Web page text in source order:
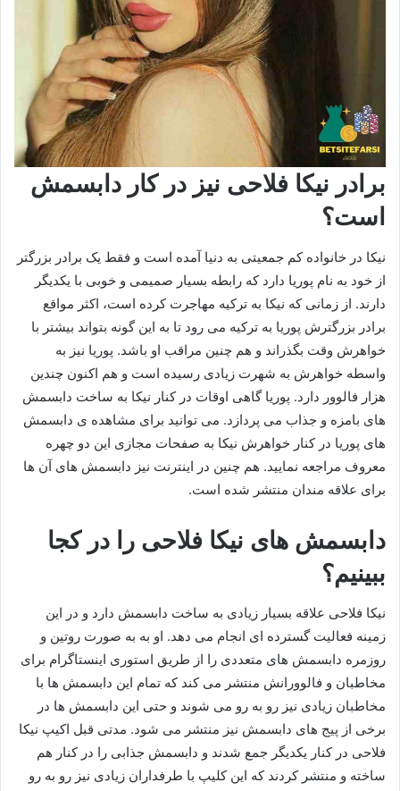
برادر نیکا فلاحی نیز در کار دابسمش
است؟
نیکا در خانواده کم جمعیتی به دنیا آمده است و فقط یک برادر بزرگتر
از خود به نام پوریا دارد که رابطه بسیار صمیمی و خوبی با یکدیگر
دارند. از زمانی که نیکا به ترکیه مهاجرت کرده است، اکثر مواقع
برادر بزرگترش پوریا به ترکیه می رود تا به این گونه بتواند بیشتر با
خواهرش وقت بگذراند و هم چنین مراقب او باشد. پوریا نیز به
واسطه خواهرش به شهرت زیادی رسیده است و هم اکنون چندین
هزار فالوور دارد. پوریا گاهی اوقات در کنار نیکا به ساخت دابسمش
های بامزه و جذاب می پردازد. می توانید برای مشاهده ی دابسمش
های پوریا در کنار خواهرش نیکا به صفحات مجازی این دو چهره
معروف مراجعه نمایید. هم چنین در اینترنت نیز دابسمش های آن ها
برای علاقه مندان منتشر شده است.
دابسمش های نیکا فلاحی را در کجا
ببینیم؟
نیکا فلاحی علاقه بسیار زیادی به ساخت دابسمش دارد و در این
زمینه فعالیت گسترده‌ ای انجام می‌ دهد. او به به صورت روتین و
روزمره دابسمش های متعددی را از طریق استوری اینستاگرام برای
مخاطبان و فالوورانش منتشر می‌ کند که تمام این دابسمش ها با
مخاطبان زیادی نیز رو به رو می‌ شوند و حتی این دابسمش ها در
برخی از پیج های دابسمش نیز منتشر می‌ شود. مدتی قبل اکیپ نیکا
فلاحی در کنار یکدیگر جمع شدند و دابسمش جذابی را در کنار هم
ساخته و منتشر کردند که این کلیپ با طرفداران زیادی نیز رو به رو